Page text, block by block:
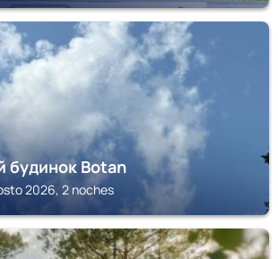
будинок Botan
2026, 2 noches